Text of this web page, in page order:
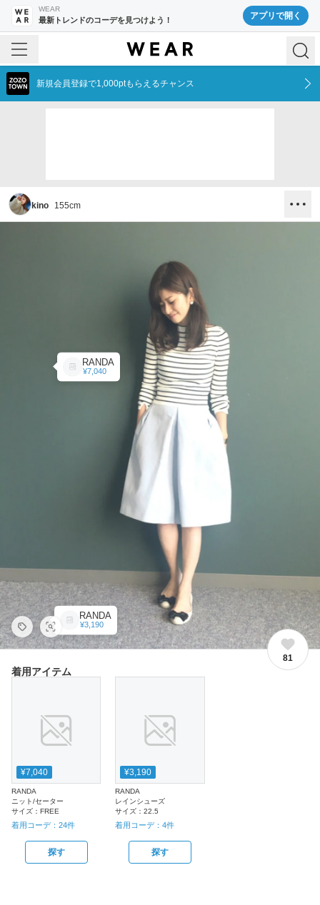
WEAR
最新トレンドのコーデを見つけよう！ アプリで開く
新規会員登録で1,000ptもらえるチャンス
kino 155cm
RANDA
¥7,040
RANDA
¥3,190
81
着用アイテム
¥7,040
RANDA
ニット/セーター
サイズ： FREE
着用コーデ： 24件
探す
¥3,190
RANDA
レインシューズ
サイズ：22.5
着用コーデ：4件
探す